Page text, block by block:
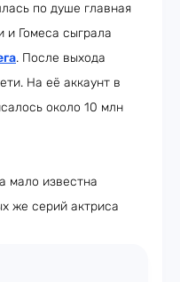
по душе главная
и Гомеса сыграла
. После выхода
На её аккаунт в
около 10 млн
мало известна
же серий актриса